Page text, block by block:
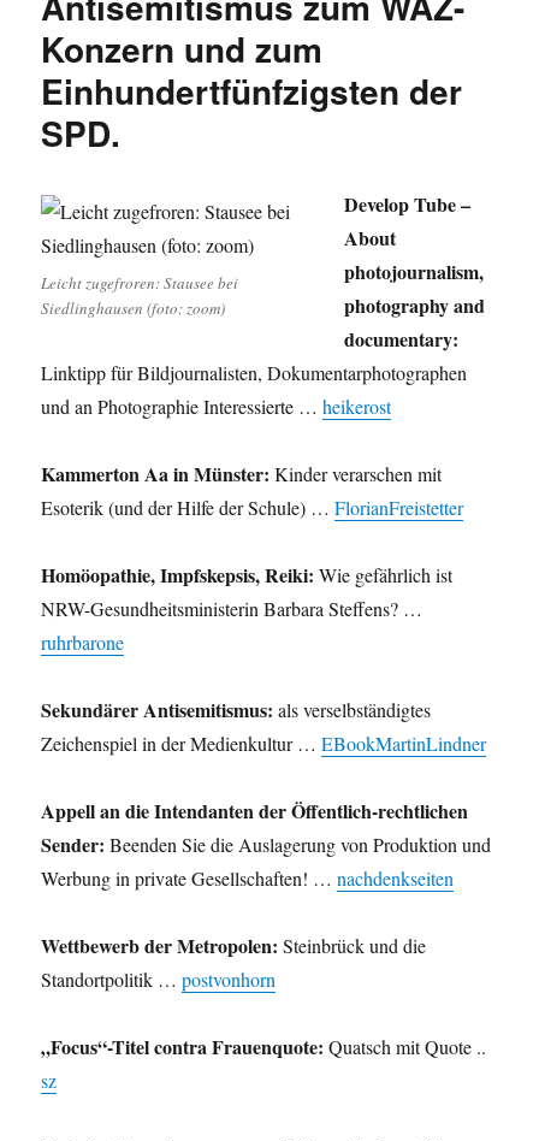
zum
Ernst
alles
dabei.
klicken!
Konzern und zum
Einhundertfünfzigsten der
SPD.
Leicht zugefroren: Stausee bei
Siedlinghausen (foto: zoom)
Develop Tube –
About
photojournalism,
photography and
documentary:
Linktipp für Bildjournalisten, Dokumentarphotographen
und an Photographie Interessierte …heikerost
Kammerton Aa in Münster: Kinder verarschen mit
Esoterik (und der Hilfe der Schule) …FlorianFreistetter
Homöopathie, Impfskepsis, Reiki: Wie gefährlich ist
NRW-Gesundheitsministerin Barbara Steffens? …
ruhrbarone
Sekundärer Antisemitismus: als verselbständigtes
Zeichenspiel in der Medienkultur …EBookMartinLindner
Appell an die Intendanten der Öffentlich-rechtlichen
Sender: Beenden Sie die Auslagerung von Produktion und
Werbung in private Gesellschaften! …nachdenkseiten
Wettbewerb der Metropolen: Steinbrück und die
Standortpolitik …postvonhorn
„Focus“-Titel contra Frauenquote: Quatsch mit Quote ..
sz